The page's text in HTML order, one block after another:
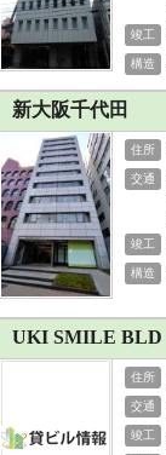
竣工
構造
新大阪千代田
住所
交通
竣工
構造
UKI SMILE BLD
住所
交通
竣工